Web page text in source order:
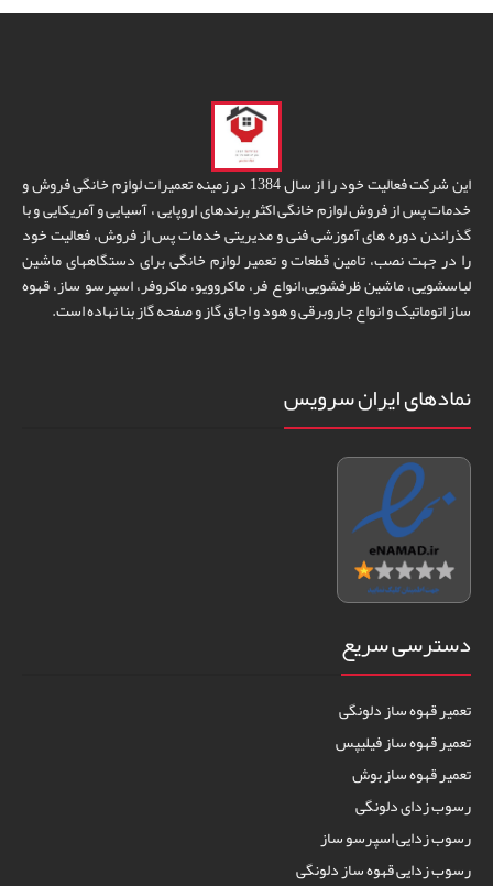
این شرکت فعالیت خود را از سال 1384 در زمینه تعمیرات لوازم خانگی فروش و
خدمات پس از فروش لوازم خانگی اکثر برندهای اروپایی ، آسیایی و آمریکایی و با
گذراندن دوره های آموزشی فنی و مدیریتی خدمات پس از فروش، فعالیت خود
را در جهت نصب، تامین قطعات و تعمیر لوازم خانگی برای دستگاههای ماشین
لباسشویی، ماشین ظرفشویی،انواع فر، ماکروویو، ماکروفر، اسپرسو ساز، قهوه
ساز اتوماتیک و انواع جاروبرقی و هود و اجاق گاز و صفحه گاز بنا نهاده است.
نمادهای ایران سرویس
دسترسی سریع
تعمیر قهوه ساز دلونگی
تعمیر قهوه ساز فیلیپس
تعمیر قهوه ساز بوش
رسوب زدای دلونگی
رسوب زدایی اسپرسو ساز
رسوب زدایی قهوه ساز دلونگی